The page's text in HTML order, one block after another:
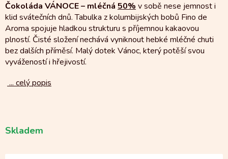
Skladem
Čokoláda VÁNOCE – mléčná 50% v sobě nese jemnost i
klid svátečních dnů. Tabulka z kolumbijských bobů Fino de
Aroma spojuje hladkou strukturu s příjemnou kakaovou
plností. Čisté složení nechává vyniknout hebké mléčné chuti
bez dalších příměsí. Malý dotek Vánoc, který potěší svou
vyvážeností i hřejivostí.
... celý popis